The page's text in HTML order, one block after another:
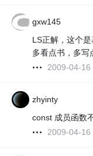
gxw145
LS正解，这个
多看点书，多写
2009-04-16
zhyinty
const 成员函数
2009-04-16